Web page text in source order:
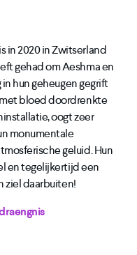
in 2020 in Zwitserland
gehad om Aeshma en
hun geheugen gegrift
bloed doordrenkte
oogt zeer
monumentale
geluid. Hun
en tegelijkertijd een
ziel daarbuiten!